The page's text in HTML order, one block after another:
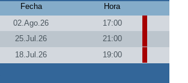
Fecha
Hora
02.Ago.26
17:00
25.Jul.26
21:00
18.Jul.26 19:00